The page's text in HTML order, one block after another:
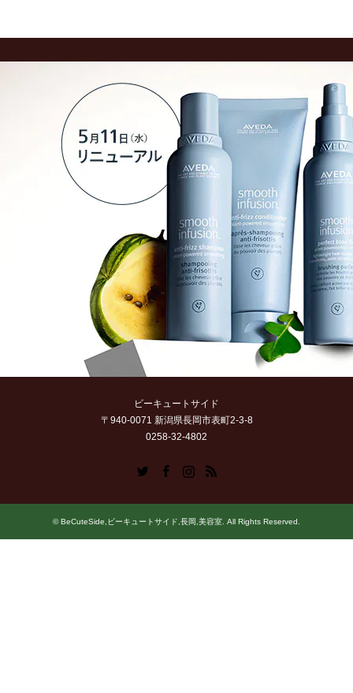
ビーキュートサイド
〒940-0071 新潟県長岡市表町2-3-8
0258-32-4802
RSS
©BeCuteSide,ビーキュートサイド,長岡,美容室 . All Rights Reserved.